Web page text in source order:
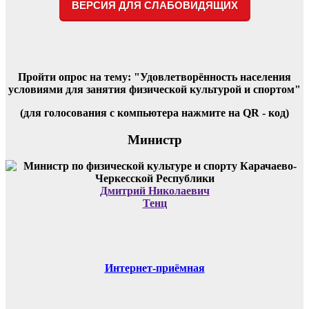
ВЕРСИЯ ДЛЯ СЛАБОВИДЯЩИХ
Пройти опрос на тему: "Удовлетворённость населения
условиями для занятия физической культурой и спортом"
(для голосования с компьютера нажмите на QR - код)
Министр
Дмитрий Николаевич
Тенц
Интернет-приёмная